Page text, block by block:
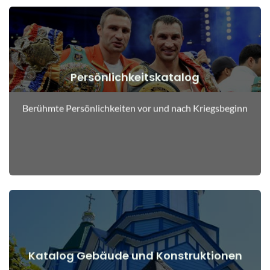
Persönlichkeitskatalog
Berühmte Persönlichkeiten vor und nach Kriegsbeginn
Menschen vor und nach Kriegsbeginn
Details anzeigen
Katalog Gebäude und Konstruktionen
Details anzeigen